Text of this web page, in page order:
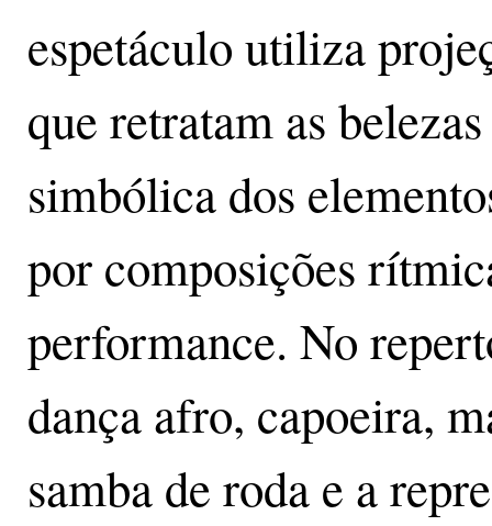
espetáculo utiliza
que retratam as
simbólica dos
por composições
performance. No
dança afro, capoeira,
samba de roda e a